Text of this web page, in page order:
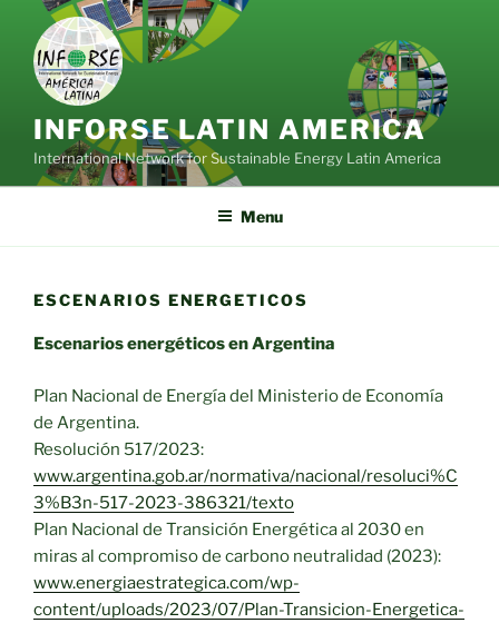
content
INFORSE LATIN AMERICA
International Network for Sustainable Energy Latin America
Menu
ESCENARIOS ENERGETICOS
Escenarios energéticos en Argentina
Plan Nacional de Energía del Ministerio de Economía
de Argentina.
Resolución 517/2023:
www.argentina.gob.ar/normativa/nacional/resoluci%C
3%B3n-517-2023-386321/texto
Plan Nacional de Transición Energética al 2030 en
miras al compromiso de carbono neutralidad (2023):
www.energiaestrategica.com/wp-
content/uploads/2023/07/Plan-Transicion-Energetica-